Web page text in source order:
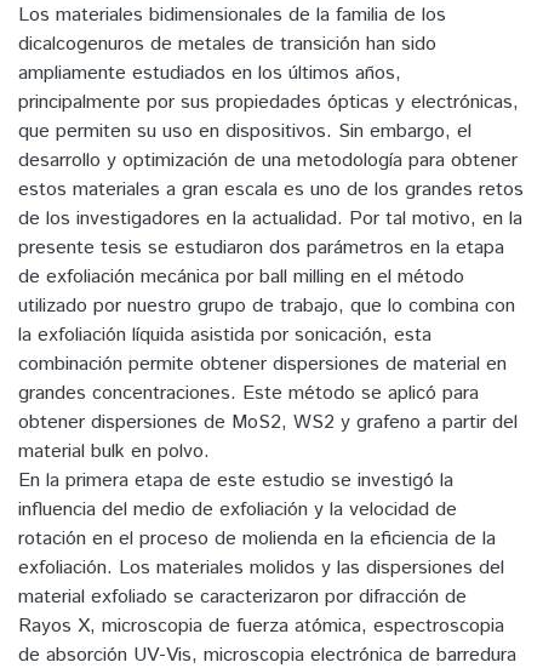
Los materiales bidimensionales de la familia de los
dicalcogenuros de metales de transición han sido
ampliamente estudiados en los últimos años,
principalmente por sus propiedades ópticas y electrónicas,
que permiten su uso en dispositivos. Sin embargo, el
desarrollo y optimización de una metodología para obtener
estos materiales a gran escala es uno de los grandes retos
de los investigadores en la actualidad. Por tal motivo, en la
presente tesis se estudiaron dos parámetros en la etapa
de exfoliación mecánica por ball milling en el método
utilizado por nuestro grupo de trabajo, que lo combina con
la exfoliación líquida asistida por sonicación, esta
combinación permite obtener dispersiones de material en
grandes concentraciones. Este método se aplicó para
obtener dispersiones de MoS2, WS2 y grafeno a partir del
material bulk en polvo.
En la primera etapa de este estudio se investigó la
influencia del medio de exfoliación y la velocidad de
rotación en el proceso de molienda en la eficiencia de la
exfoliación. Los materiales molidos y las dispersiones del
material exfoliado se caracterizaron por difracción de
Rayos X, microscopia de fuerza atómica, espectroscopia
de absorción UV-Vis, microscopia electrónica de barredura